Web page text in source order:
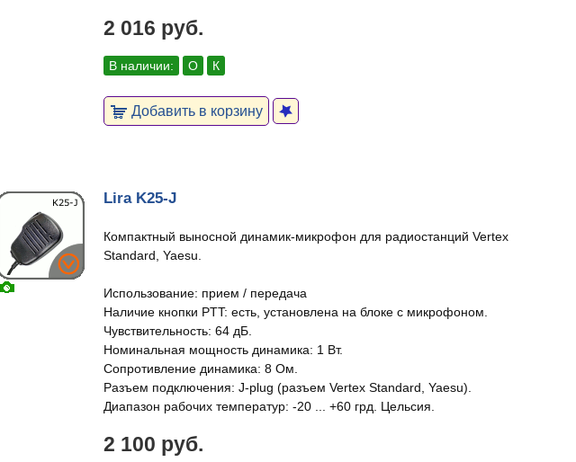
2 016 руб.
В наличии: О К
Добавить в корзину
Lira K25-J
Компактный выносной динамик-микрофон для радиостанций Vertex
Standard, Yaesu.
Использование: прием / передача
Наличие кнопки PTT: есть, установлена на блоке с микрофоном.
Чувствительность: 64 дБ.
Номинальная мощность динамика: 1 Вт.
Сопротивление динамика: 8 Ом.
Разъем подключения: J-plug (разъем Vertex Standard, Yaesu).
Диапазон рабочих температур: -20 ... +60 грд. Цельсия.
2 100 руб.